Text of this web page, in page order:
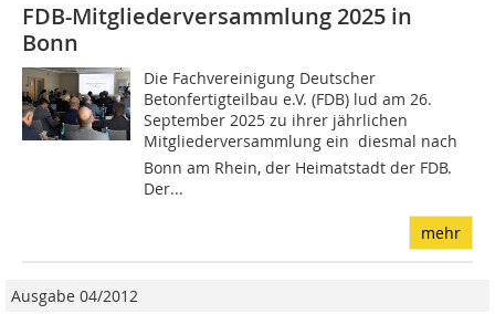
FDB-Mitgliederversammlung 2025 in
Bonn
Die Fachvereinigung Deutscher
Betonfertigteilbau e.V. (FDB) lud am 26.
September 2025 zu ihrer jährlichen
Mitgliederversammlung ein  diesmal nach
Bonn am Rhein, der Heimatstadt der FDB.
Der...
mehr
Ausgabe 04/2012